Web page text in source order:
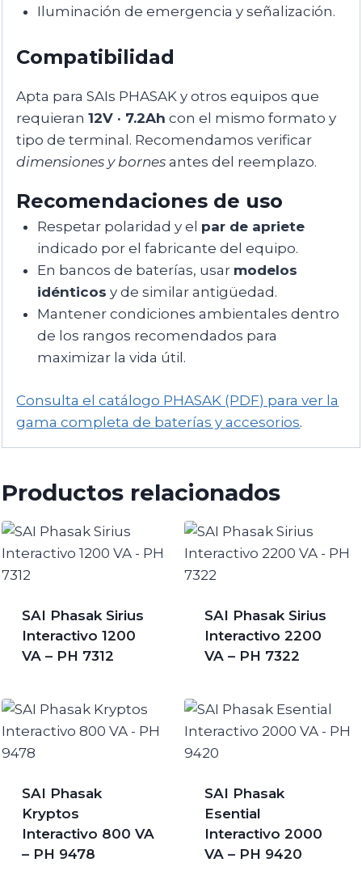
Iluminación de emergencia y señalización.
Compatibilidad
Apta para SAIs PHASAK y otros equipos que
requieran12V · 7.2Ah con el mismo formato y
tipo de terminal. Recomendamos verificar
dimensiones y bornes antes del reemplazo.
Recomendaciones de uso
Respetar polaridad y el par de apriete
indicado por el fabricante del equipo.
En bancos de baterías, usar modelos
idénticos y de similar antigüedad.
Mantener condiciones ambientales dentro
de los rangos recomendados para
maximizar la vida útil.
Consulta el catálogo PHASAK (PDF) para ver la
gama completa de baterías y accesorios.
Productos relacionados
SAI Phasak Sirius
Interactivo 1200
VA – PH 7312
SAI Phasak Sirius
Interactivo 2200
VA – PH 7322
SAI Phasak
Kryptos
Interactivo 800 VA
– PH 9478
SAI Phasak
Esential
Interactivo 2000
VA – PH 9420